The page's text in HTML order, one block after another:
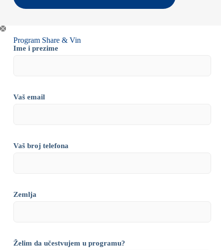
Program Share & Vin
Ime i prezime
Vaš email
Vaš broj telefona
Zemlja
Želim da učestvujem u programu?